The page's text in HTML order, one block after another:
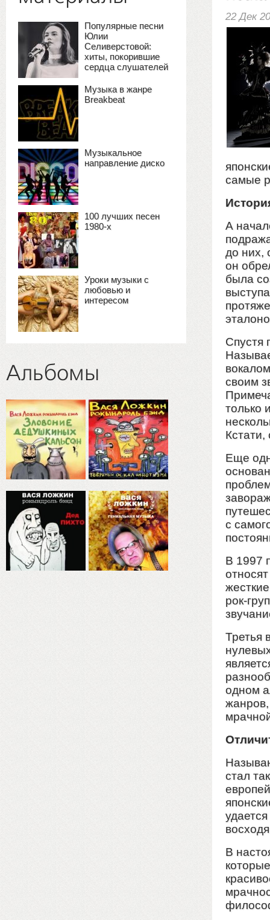
Популярные песни
Юлии
Селиверстовой:
хиты, покорившие
сердца слушателей
Музыка в жанре
Breakbeat
Музыкальное
направление диско
100 лучших песен
1980-х
Уроки музыки с
любовью и
интересом
Альбомы
22 Дек
самые
А
до них,
он
была
Спустя
своим
только
Кстати,
Еще
с
В 1997
рок-
Третья
одном
жанров,
стал
В